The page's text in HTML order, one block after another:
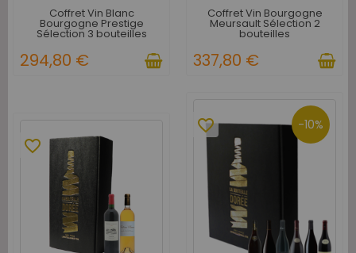
Coffret Vin Blanc
Bourgogne Prestige
Sélection 3 bouteilles
294,80 €
Coffret Vin Bourgogne
Meursault Sélection 2
bouteilles
337,80 €
favorite_border
-10%
favorite_border